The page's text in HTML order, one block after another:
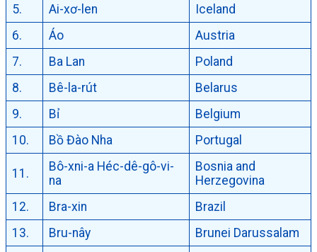
5.
Ai-xơ-len
Iceland
6.
Áo
Austria
7.
Ba Lan
Poland
8.
Bê-la-rút
Belarus
9.
Bỉ
Belgium
10.
Bồ Đào Nha Portugal
11.
Bô-xni-a Héc-dê-gô-vi-
na
Bosnia and
Herzegovina
12.
Bra-xin
Brazil
13.
Bru-nây
Brunei Darussalam